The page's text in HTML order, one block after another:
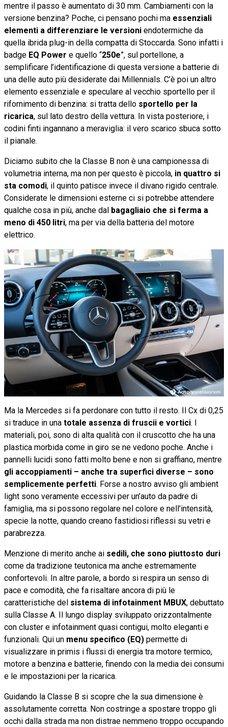
mentre il passo è aumentato di 30 mm. Cambiamenti con la
versione benzina? Poche, ci pensano pochi ma essenziali
elementi a differenziare le versioni endotermiche da
quella ibrida plug-in della compatta di Stoccarda. Sono infatti i
badge EQ Power e quello “250e”, sul portellone, a
semplificare l’identificazione di questa versione a batterie di
una delle auto più desiderate dai Millennials. C’è poi un altro
elemento essenziale e speculare al vecchio sportello per il
rifornimento di benzina: si tratta dello sportello per la
ricarica, sul lato destro della vettura. In vista posteriore, i
codini finti ingannano a meraviglia: il vero scarico sbuca sotto
il pianale.
Diciamo subito che la Classe B non è una campionessa di
volumetria interna, ma non per questo è piccola, in quattro si
sta comodi, il quinto patisce invece il divano rigido centrale.
Considerate le dimensioni esterne ci si potrebbe attendere
qualche cosa in più, anche dal bagagliaio che si ferma a
meno di 450 litri, ma per via della batteria del motore
elettrico.
Ma la Mercedes si fa perdonare con tutto il resto. Il Cx di 0,25
si traduce in una totale assenza di fruscii e vortici. I
materiali, poi, sono di alta qualità con il cruscotto che ha una
plastica morbida come in giro se ne vedono poche. Anche i
pannelli lucidi sono fatti molto bene e non si graffiano, mentre
gli accoppiamenti – anche tra superfici diverse – sono
semplicemente perfetti. Forse a nostro avviso gli ambient
light sono veramente eccessivi per un’auto da padre di
famiglia, ma si possono regolare nel colore e nell'intensità,
specie la notte, quando creano fastidiosi riflessi su vetri e
parabrezza.
Menzione di merito anche ai sedili, che sono piuttosto duri
come da tradizione teutonica ma anche estremamente
confortevoli. In altre parole, a bordo si respira un senso di
pace e comodità, che fa risaltare ancora di più le
caratteristiche del sistema di infotainment MBUX, debuttato
sulla Classe A. Il lungo display sviluppato orizzontalmente
con cluster e infotainment quasi contigui, molto eleganti e
funzionali. Qui un menu specifico (EQ) permette di
visualizzare in primis i flussi di energia tra motore termico,
motore a benzina e batterie, finendo con la media dei consumi
e le impostazioni per la ricarica.
Guidando la Classe B si scopre che la sua dimensione è
assolutamente corretta. Non costringe a spostare troppo gli
occhi dalla strada ma non distrae nemmeno troppo occupando